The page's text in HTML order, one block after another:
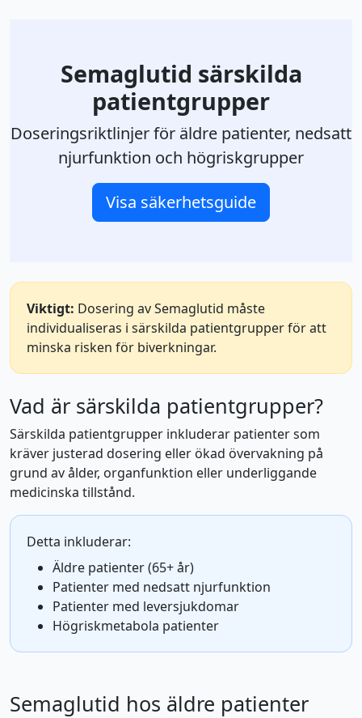
Semaglutid särskilda
patientgrupper
Doseringsriktlinjer för äldre patienter, nedsatt
njurfunktion och högriskgrupper
Visa säkerhetsguide
Viktigt: Dosering av Semaglutid måste
individualiseras i särskilda patientgrupper för att
minska risken för biverkningar.
Vad är särskilda patientgrupper?
Särskilda patientgrupper inkluderar patienter som
kräver justerad dosering eller ökad övervakning på
grund av ålder, organfunktion eller underliggande
medicinska tillstånd.
Detta inkluderar:
Äldre patienter (65+ år)
Patienter med nedsatt njurfunktion
Patienter med leversjukdomar
Högriskmetabola patienter
Semaglutid hos äldre patienter